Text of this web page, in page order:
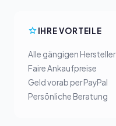
IHRE VORTEILE
Alle gängigen Hersteller
Faire Ankaufpreise
Geld vorab per PayPal
Persönliche Beratung